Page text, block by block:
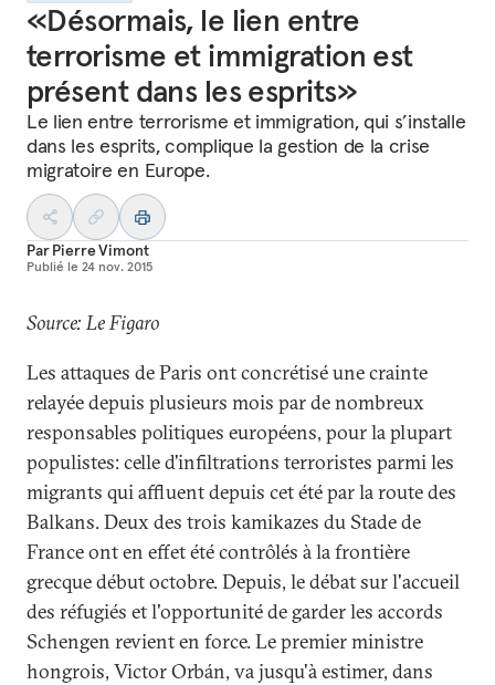
«Désormais, le lien entre
terrorisme et immigration est
présent dans les esprits»
Le lien entre terrorisme et immigration, qui s’installe
dans les esprits, complique la gestion de la crise
migratoire en Europe.
ParPierre Vimont
Publié le 24 nov. 2015
Source: Le Figaro
Les attaques de Paris ont concrétisé une crainte
relayée depuis plusieurs mois par de nombreux
responsables politiques européens, pour la plupart
populistes: celle d'infiltrations terroristes parmi les
migrants qui affluent depuis cet été par la route des
Balkans. Deux des trois kamikazes du Stade de
France ont en effet été contrôlés à la frontière
grecque début octobre. Depuis, le débat sur l'accueil
des réfugiés et l'opportunité de garder les accords
Schengen revient en force. Le premier ministre
hongrois, Victor Orbán, va jusqu'à estimer, dans